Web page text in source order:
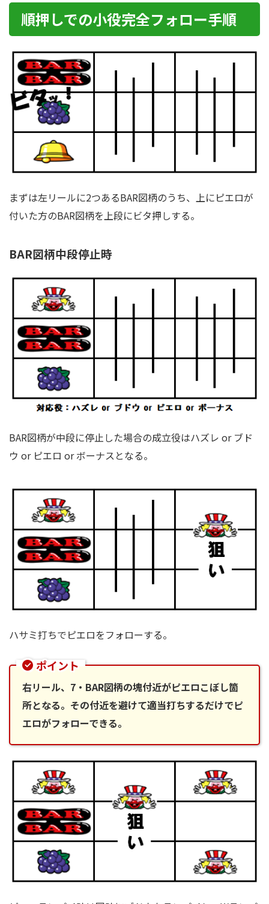
順押しでの小役完全フォロー手順
まずは左リールに2つあるBAR図柄のうち、上にピエロが
付いた方のBAR図柄を上段にビタ押しする。
BAR図柄中段停止時
BAR図柄が中段に停止した場合の成立役はハズレ or ブド
ウ or ピエロ or ボーナスとなる。
ハサミ打ちでピエロをフォローする。
ポイント
右リール、7・BAR図柄の塊付近がピエロこぼし箇
所となる。その付近を避けて適当打ちするだけでピ
エロがフォローできる。